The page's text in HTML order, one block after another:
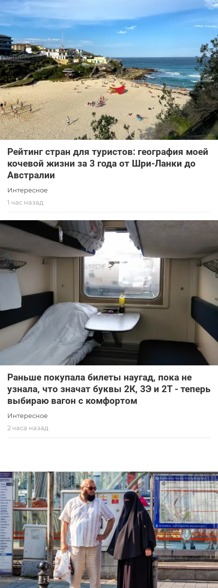
Рейтинг стран для туристов: география моей
кочевой жизни за 3 года от Шри-Ланки до
Австралии
Интересное
1 час назад
Раньше покупала билеты наугад, пока не
узнала, что значат буквы 2К, 3Э и 2Т - теперь
выбираю вагон с комфортом
Интересное
2 часа назад